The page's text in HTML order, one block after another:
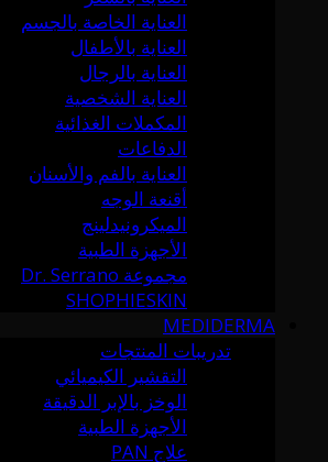
العناية الخاصة بالجسم
العناية بالأطفال
العناية بالرجال
العناية الشخصية
المكملات الغذائية
الدفاعات
العناية بالفم والأسنان
أقنعة الوجه
الميكرونيدلينج
الأجهزة الطبية
مجموعة Dr. Serrano
SHOPHIESKIN
MEDIDERMA
تدريبات المنتجات
التقشير الكيميائي
الوخز بالإبر الدقيقة
الأجهزة الطبية
علاج PAN